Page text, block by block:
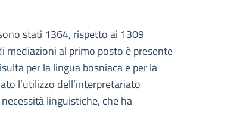
stati 1364, rispetto ai 1309
al primo posto è presente
per la lingua bosniaca e per la
l’utilizzo dell’interpretariato
linguistiche, che ha